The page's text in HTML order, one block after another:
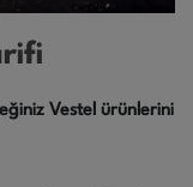
Vestel ürünlerini